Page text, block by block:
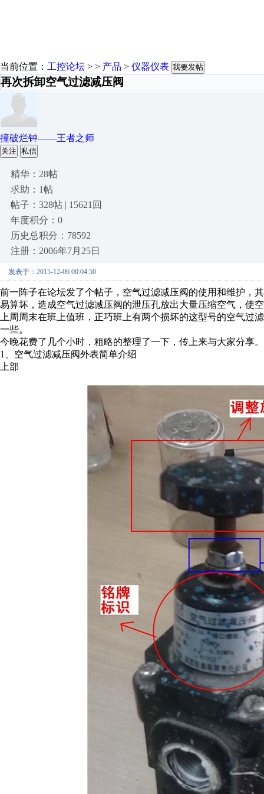
当前位置： 工控论坛 > > 产品 > 仪器仪表 我要发帖
再次拆卸空气过滤减压阀
撞破烂钟——王者之师
关注 私信
精华：28帖
求助：1帖
帖子：328帖 | 15621回
年度积分：0
历史总积分：78592
注册：2006年7月25日
发表于：2015-12-06 00:04:50
前一阵子在论坛发了个帖子，空气过滤减压阀的使用和维护，
易算坏，造成空气过滤减压阀的泄压孔放出大量压缩空气，使
上周周末在班上值班，正巧班上有两个损坏的这型号的空气
一些。
今晚花费了几个小时，粗略的整理了一下，传上来与大家分享。
1、空气过滤减压阀外表简单介绍
上部